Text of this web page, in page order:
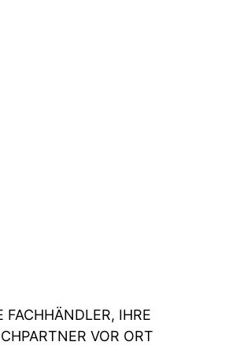
FACHHÄNDLER, IHRE
VOR ORT